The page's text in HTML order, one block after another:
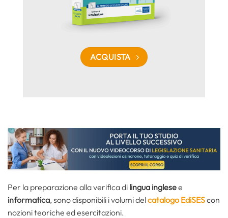
ACQUISTA
Per la preparazione allaverifica di lingua inglesee
informatica, sono disponibili i volumi delcatalogo EdiSEScon
nozioni teoriche ed esercitazioni.